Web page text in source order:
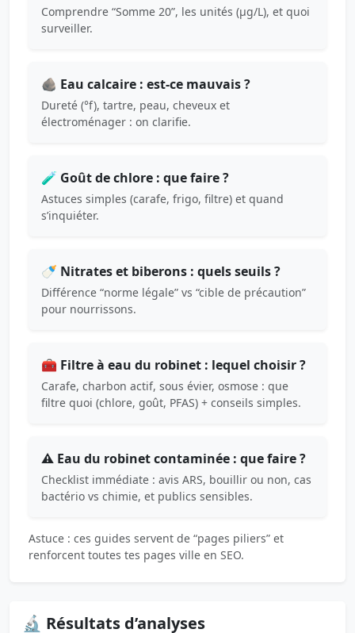
Comprendre “Somme 20”, les unités (µg/L), et quoi
surveiller.
🪨 Eau calcaire : est-ce mauvais ?
Dureté (°f), tartre, peau, cheveux et
électroménager : on clarifie.
🧪 Goût de chlore : que faire ?
Astuces simples (carafe, frigo, filtre) et quand
s’inquiéter.
🍼 Nitrates et biberons : quels seuils ?
Différence “norme légale” vs “cible de précaution”
pour nourrissons.
🧰 Filtre à eau du robinet : lequel choisir ?
Carafe, charbon actif, sous évier, osmose : que
filtre quoi (chlore, goût, PFAS) + conseils simples.
⚠️ Eau du robinet contaminée : que faire ?
Checklist immédiate : avis ARS, bouillir ou non, cas
bactério vs chimie, et publics sensibles.
Astuce : ces guides servent de “pages piliers” et
renforcent toutes tes pages ville en SEO.
🔬 Résultats d’analyses